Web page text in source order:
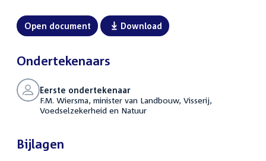
Open document Download
Ondertekenaars
Eerste ondertekenaar
F.M. Wiersma, minister van Landbouw, Visserij,
Voedselzekerheid en Natuur
Bijlagen